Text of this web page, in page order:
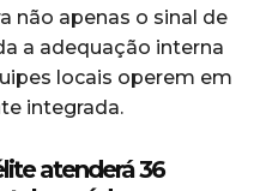
não apenas o sinal de
a adequação interna
locais operem em
integrada.
atenderá 36